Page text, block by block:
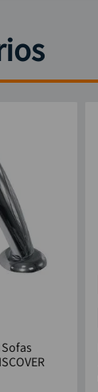
125 mm DISCOVER